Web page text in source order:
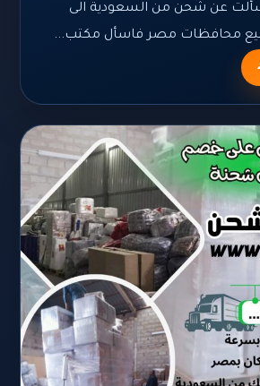
سألت عن شحن من السعودية الى
محافظات مصر فاسأل مكتب...